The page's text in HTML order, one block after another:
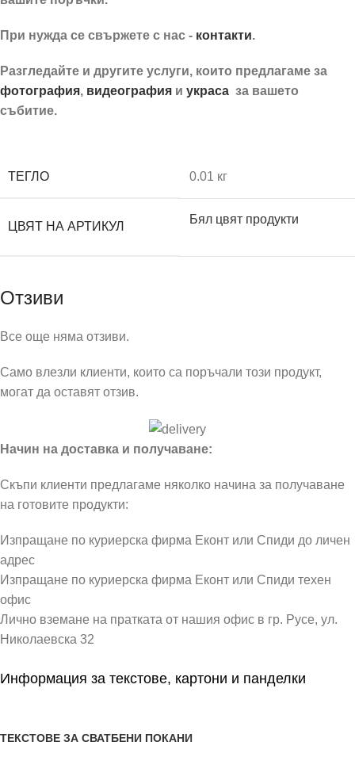
При нужда се свържете с нас - контакти.
Разгледайте и другите услуги, които предлагаме за
фотография, видеография и украса за вашето
събитие.
ТЕГЛО 0.01 кг
ЦВЯТ НА АРТИКУЛ
Бял цвят продукти
Отзиви
Все още няма отзиви.
Само влезли клиенти, които са поръчали този продукт,
могат да оставят отзив.
Начин на доставка и получаване:
Скъпи клиенти предлагаме няколко начина за получаване
на готовите продукти:
Изпращане по куриерска фирма Еконт или Спиди до личен
адрес
Изпращане по куриерска фирма Еконт или Спиди техен
офис
Лично вземане на пратката от нашия офис в гр. Русе, ул.
Николаевска 32
Информация за текстове, картони и панделки
ТЕКСТОВЕ ЗА СВАТБЕНИ ПОКАНИ